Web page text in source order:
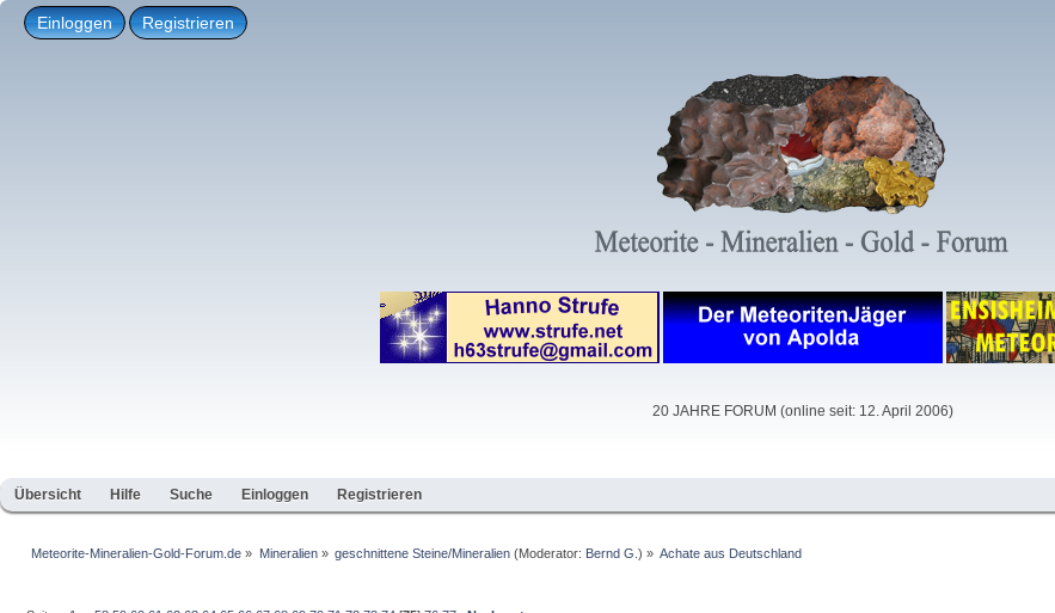
Einloggen Registrieren
20 JAHRE FORUM (online seit: 12. April 2006)
Übersicht Hilfe Suche Einloggen Registrieren
Meteorite-Mineralien-Gold-Forum.de » Mineralien» geschnittene Steine/Mineralien(Moderator: Bernd G. ) » Achate aus Deutschland